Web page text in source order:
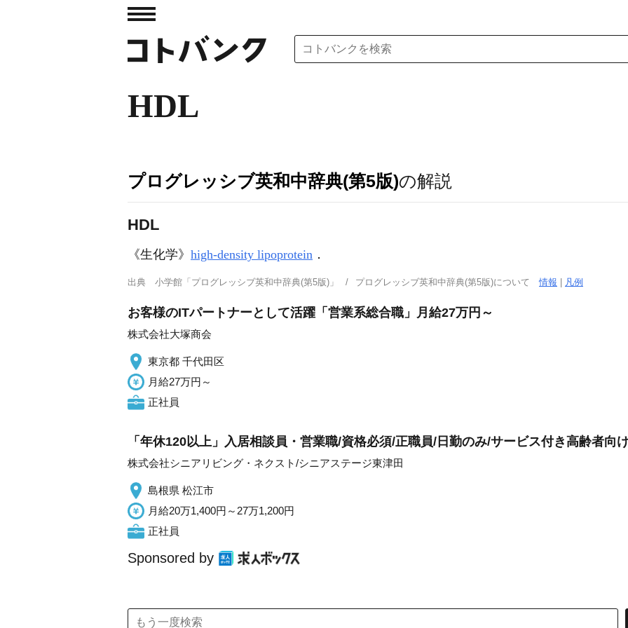
HDL
プログレッシブ英和中辞典(第5版)の解説
HDL
《生化学》 high-density lipoprotein ．
出典 小学館「プログレッシブ英和中辞典(第5版)」 プログレッシブ英和中辞典(第5版)について情報 凡例
お客様のITパートナーとして活躍「営業系総合職」月給27万円～
株式会社大塚商会
東京都 千代田区
月給27万円～
正社員
「年休120以上」入居相談員・営業職/資格必須/正職員/日勤のみ/サービス付き高齢者向
株式会社シニアリビング・ネクスト/シニアステージ東津田
島根県 松江市
月給20万1,400円～27万1,200円
正社員
Sponsored by